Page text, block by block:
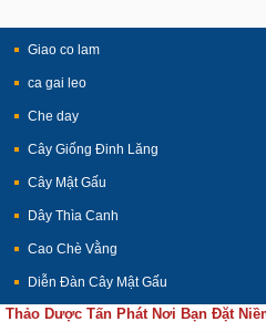
Giao co lam
ca gai leo
Che day
Cây Giống Đinh Lăng
Cây Mật Gấu
Dây Thìa Canh
Cao Chè Vằng
Diễn Đàn Cây Mật Gấu
Thảo Dược Tấn Phát Nơi Bạn Đặt